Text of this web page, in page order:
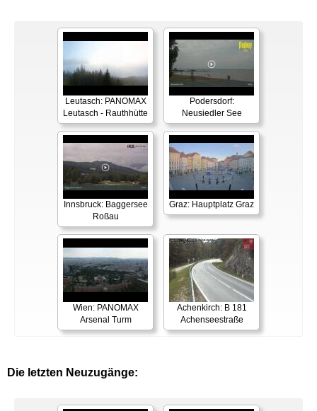
Leutasch: PANOMAX
Leutasch - Rauthhütte
Podersdorf:
Neusiedler See
Innsbruck: Baggersee
Roßau
Graz: Hauptplatz Graz
Wien: PANOMAX
Arsenal Turm
Achenkirch: B 181
Achenseestraße
Die letzten Neuzugänge: